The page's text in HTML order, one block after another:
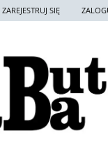
ZAREJESTRUJ SIĘ